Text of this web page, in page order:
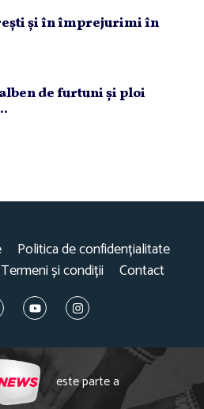
şi în împrejurimi în
de furtuni şi ploi
Politica de confidențialitate
Termeni și condiții Contact
este parte a